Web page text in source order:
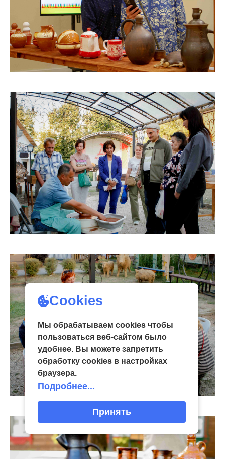
Cookies
Мы обрабатываем cookies чтобы
пользоваться веб-сайтом было
удобнее. Вы можете запретить
обработку сookies в настройках
браузера.
Подробнее...
Принять